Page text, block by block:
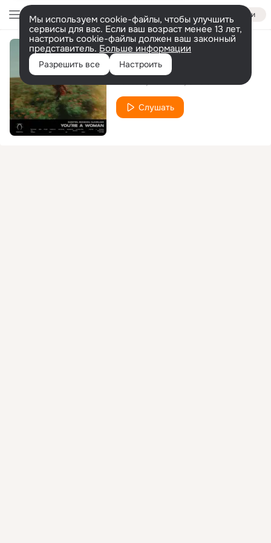
Войти
Мы используем cookie-файлы, чтобы улучшить
сервисы для вас. Если ваш возраст менее 13 лет,
настроить cookie-файлы должен ваш законный
представитель. Больше информации
Разрешить все Настроить
You're a Woman
Слушать